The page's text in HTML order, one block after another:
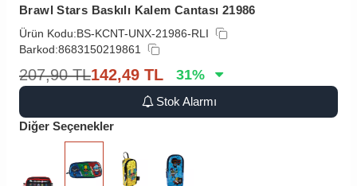
Brawl Stars Baskılı Kalem Cantası 21986
Ürün Kodu:BS-KCNT-UNX-21986-RLI
Barkod:8683150219861
207,90 TL142,49 TL 31%
Stok Alarmı
Diğer Seçenekler